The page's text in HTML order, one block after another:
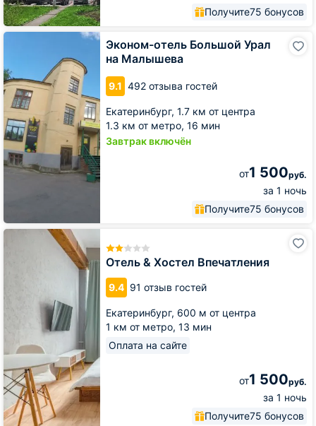
Получите75 бонусов
Эконом-отель Большой Урал
на Малышева
9.1 492 отзыва гостей
Екатеринбург, 1.7 км от центра
1.3 км от метро, 16 мин
Завтрак включён
от1 500руб.
за 1 ночь
Получите75 бонусов
Эконом-
Урал
на
Малышева
Отель & Хостел Впечатления
9.4 91 отзыв гостей
Екатеринбург, 600 м от центра
1 км от метро, 13 мин
Оплата на сайте
от1 500руб.
за 1 ночь
Получите75 бонусов
Отель